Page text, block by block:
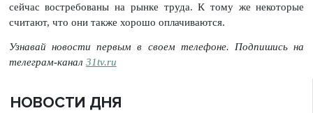
сейчас востребованы на рынке труда. К тому же некоторые
считают, что они также хорошо оплачиваются.
Узнавай новости первым в своем телефоне. Подпишись на
телеграм-канал 31tv.ru
НОВОСТИ ДНЯ